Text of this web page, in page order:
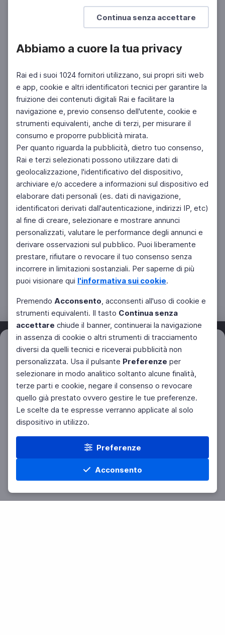
Continua senza accettare
Abbiamo a cuore la tua privacy
Rai ed i suoi 1024 fornitori utilizzano, sui propri siti web
e app, cookie e altri identificatori tecnici per garantire la
fruizione dei contenuti digitali Rai e facilitare la
navigazione e, previo consenso dell'utente, cookie e
strumenti equivalenti, anche di terzi, per misurare il
consumo e proporre pubblicità mirata.
Per quanto riguarda la pubblicità, dietro tuo consenso,
Rai e terzi selezionati possono utilizzare dati di
geolocalizzazione, l'identificativo del dispositivo,
archiviare e/o accedere a informazioni sul dispositivo ed
elaborare dati personali (es. dati di navigazione,
identificatori derivati dall'autenticazione, indirizzi IP, etc)
al fine di creare, selezionare e mostrare annunci
personalizzati, valutare le performance degli annunci e
derivare osservazioni sul pubblico. Puoi liberamente
prestare, rifiutare o revocare il tuo consenso senza
incorrere in limitazioni sostanziali. Per saperne di più
puoi visionare qui l'informativa sui cookie.
Premendo Acconsento, acconsenti all'uso di cookie e
strumenti equivalenti. Il tasto Continua senza
accettare chiude il banner, continuerai la navigazione
in assenza di cookie o altri strumenti di tracciamento
diversi da quelli tecnici e riceverai pubblicità non
personalizzata. Usa il pulsante Preferenze per
selezionare in modo analitico soltanto alcune finalità,
terze parti e cookie, negare il consenso o revocare
quello già prestato ovvero gestire le tue preferenze.
Le scelte da te espresse verranno applicate al solo
dispositivo in utilizzo.
Preferenze
Acconsento
Home Materie Cerca Menu
Filtri Azzera
Facebook Twitter Instagram